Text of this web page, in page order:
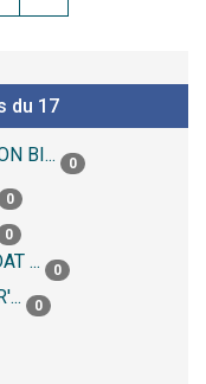
du 17
BI... 0
0
0
... 0
0